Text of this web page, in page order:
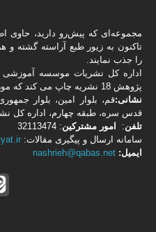
مجموعه‌ای که پیش‌رو دارید،‌
تاکنون به زیور طبع آراسته گشته و
را جذب نمایند.
اداره كل نشریات موسسه
پژوهش 18 نشریه چاپ می کند که مورد استقبال مجامع علمی و دانشگاهی می‌باشد.
نشانی:قم، بلوار امین، بلوار
قدس سره، طبقه چهارم، اداره كل
تلفن: امور مشتركین: 32113474
سامانه ارسال و پیگیری مقالات:
ایمیل:nashrieh@qabas.net